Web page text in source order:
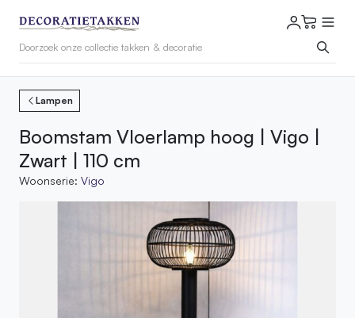
Lampen
Boomstam Vloerlamp hoog | Vigo |
Zwart | 110 cm
Woonserie: Vigo